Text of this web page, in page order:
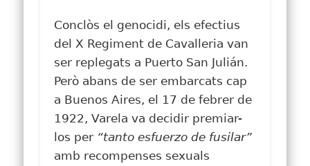
Conclòs el genocidi, els efectius
del X Regiment de Cavalleria van
ser replegats a Puerto San Julián.
Però abans de ser embarcats cap
a Buenos Aires, el 17 de febrer de
1922, Varela va decidir premiar-
los per “tanto esfuerzo de fusilar”
amb recompenses sexuals